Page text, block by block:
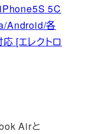
5C
Android/各
[エレクトロ
Airと